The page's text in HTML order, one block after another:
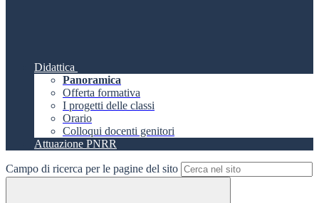
Didattica
Panoramica
Offerta formativa
I progetti delle classi
Orario
Colloqui docenti genitori
Attuazione PNRR
Campo di ricerca per le pagine del sito